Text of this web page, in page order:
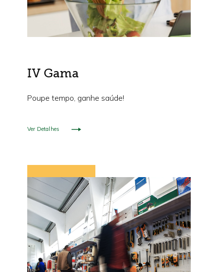
IV Gama
Poupe tempo, ganhe saúde!
Ver Detalhes